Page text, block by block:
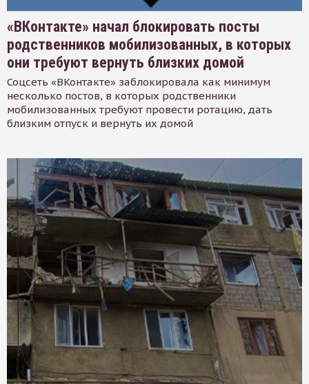
«ВКонтакте» начал блокировать посты
родственников мобилизованных, в которых
они требуют вернуть близких домой
Соцсеть «ВКонтакте» заблокировала как минимум
несколько постов, в которых родственники
мобилизованных требуют провести ротацию, дать
близким отпуск и вернуть их домой